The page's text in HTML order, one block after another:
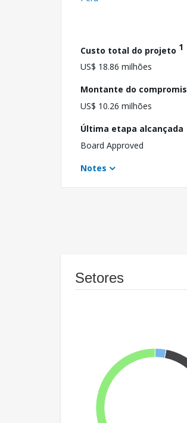
Custo total do projeto 1
US$ 18.86 milhões
Montante do
US$ 10.26 milhões
Última etapa alcançada
Board Approved
Notes
Setores